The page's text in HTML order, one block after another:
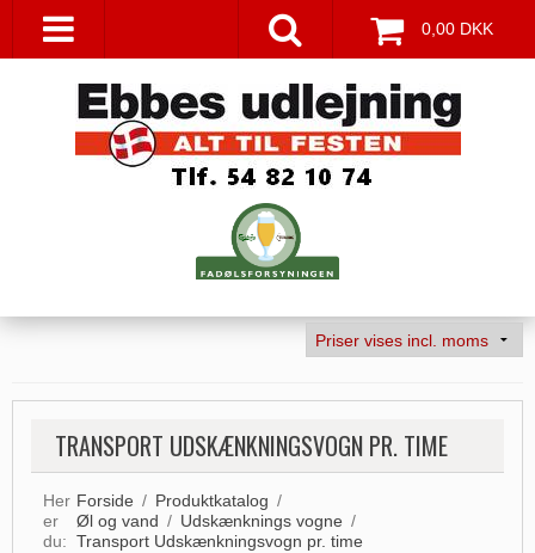
0,00 DKK
TRANSPORT UDSKÆNKNINGSVOGN PR. TIME
Her
er
du:
Forside / Produktkatalog /
Øl og vand / Udskænknings vogne /
Transport Udskænkningsvogn pr. time